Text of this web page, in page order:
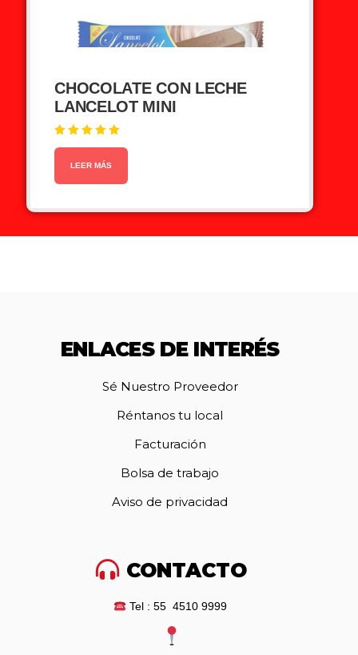
CHOCOLATE CON LECHE
LANCELOT MINI
Valorado en
LEER MÁS
ENLACES DE INTERÉS
Sé Nuestro Proveedor
Réntanos tu local
Facturación
Bolsa de trabajo
Aviso de privacidad
CONTACTO
Tel : 55 4510 9999